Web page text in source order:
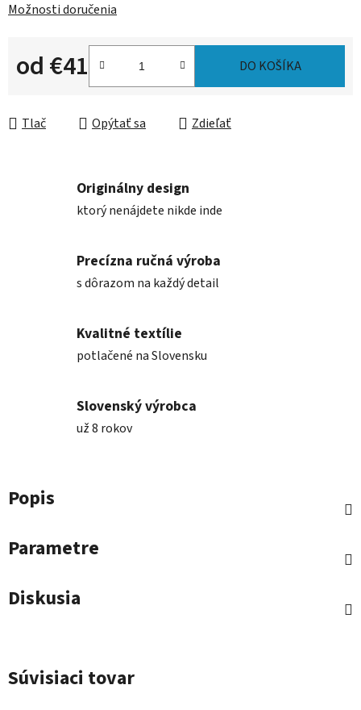
Možnosti doručenia
od€41
Jednotková cena:
DO KOŠÍKA
Tlač Opýtať sa Zdieľať
Originálny design
ktorý nenájdete nikde inde
Precízna ručná výroba
s dôrazom na každý detail
Kvalitné textílie
potlačené na Slovensku
Slovenský výrobca
už 8 rokov
Popis
Parametre
Diskusia
Súvisiaci tovar